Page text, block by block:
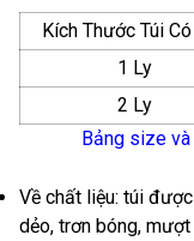
Kích Thước Túi
1 Ly
2 Ly
Bảng size
Về chất liệu: túi
dẻo, trơn bóng,